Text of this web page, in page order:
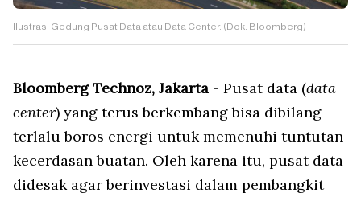
Ilustrasi Gedung Pusat Data atau Data Center. (Dok: Bloomberg)
Bloomberg Technoz, Jakarta - Pusat data (data
center) yang terus berkembang bisa dibilang
terlalu boros energi untuk memenuhi tuntutan
kecerdasan buatan. Oleh karena itu, pusat data
didesak agar berinvestasi dalam pembangkit